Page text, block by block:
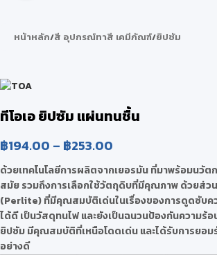
หน้าหลัก/สี อุปกรณ์ทาสี เคมีภัณฑ์/ยิปซัม
ทีโอเอ ยิปซัม แผ่นทนชื้น
฿194.00 – ฿253.00
ด้วยเทคโนโลยีการผลิตจากเยอรมัน ที่มาพร้อมนวัต
สมัย รวมถึงการเลือกใช้วัตถุดิบที่มีคุณภาพ ด้วยส่ว
(Perlite) ที่มีคุณสมบัติเด่นในเรื่องของการดูดซับค
ได้ดี เป็นวัสดุทนไฟ และยังเป็นฉนวนป้องกันความร้อ
ยิปซัม มีคุณสมบัติที่เหนือโดดเด่น และได้รับการยอม
อย่างดี